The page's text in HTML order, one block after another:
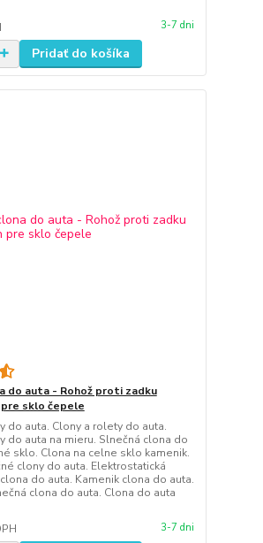
3-7 dni
Pridať do košíka
do auta - Rohož proti zadku
sklo čepele
do auta. Clony a rolety do auta.
do auta na mieru. Slnečná clona do
sklo. Clona na celne sklo kamenik.
clony do auta. Elektrostatická
do auta. Kamenik clona do auta.
clona do auta. Clona do auta
3-7 dni